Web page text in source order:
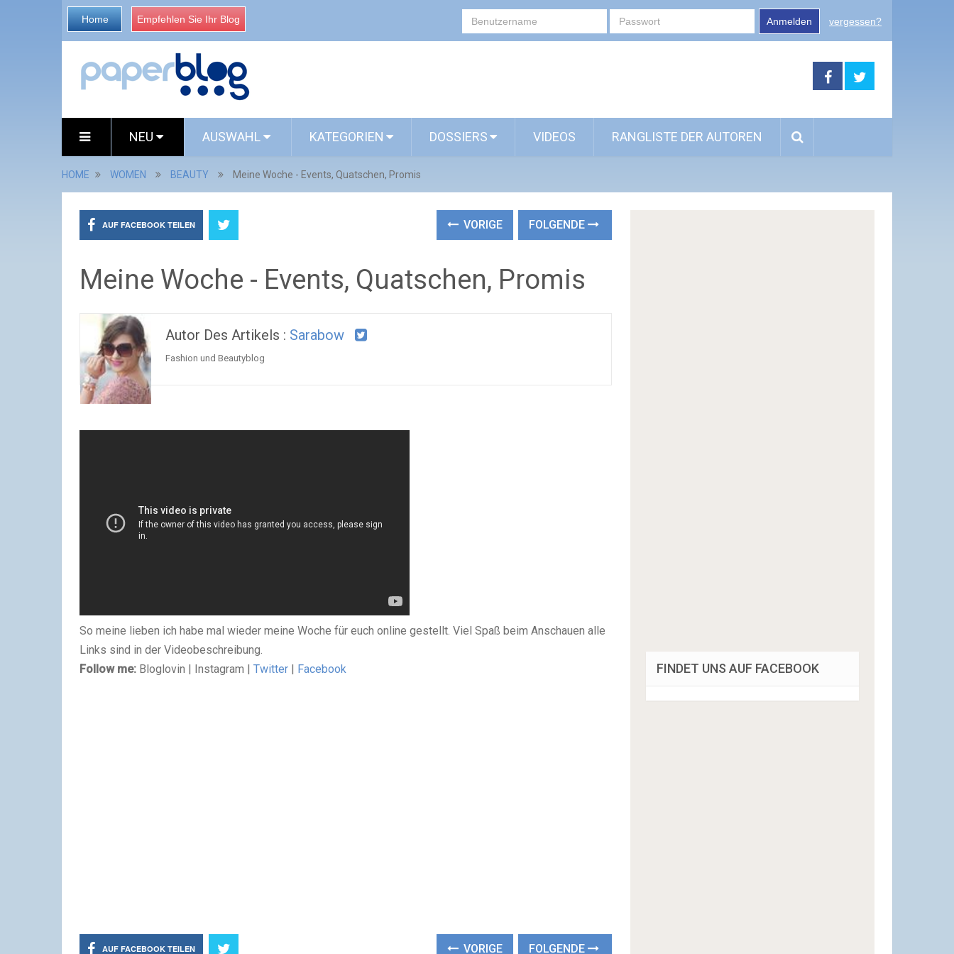
Home Empfehlen Sie Ihr Blog Anmelden vergessen?
NEU AUSWAHL KATEGORIEN DOSSIERS VIDEOS RANGLISTE DER AUTOREN
HOME WOMEN BEAUTY Meine Woche - Events, Quatschen, Promis
AUF FACEBOOK TEILEN VORIGE FOLGENDE
Meine Woche - Events, Quatschen, Promis
Autor Des Artikels : Sarabow
Fashion und Beautyblog
So meine lieben ich habe mal wieder meine Woche für euch online gestellt. Viel Spaß beim Anschauen alle
Links sind in der Videobeschreibung.
Follow me: Bloglovin | Instagram | Twitter | Facebook
AUF FACEBOOK TEILEN VORIGE FOLGENDE
FINDET UNS AUF FACEBOOK